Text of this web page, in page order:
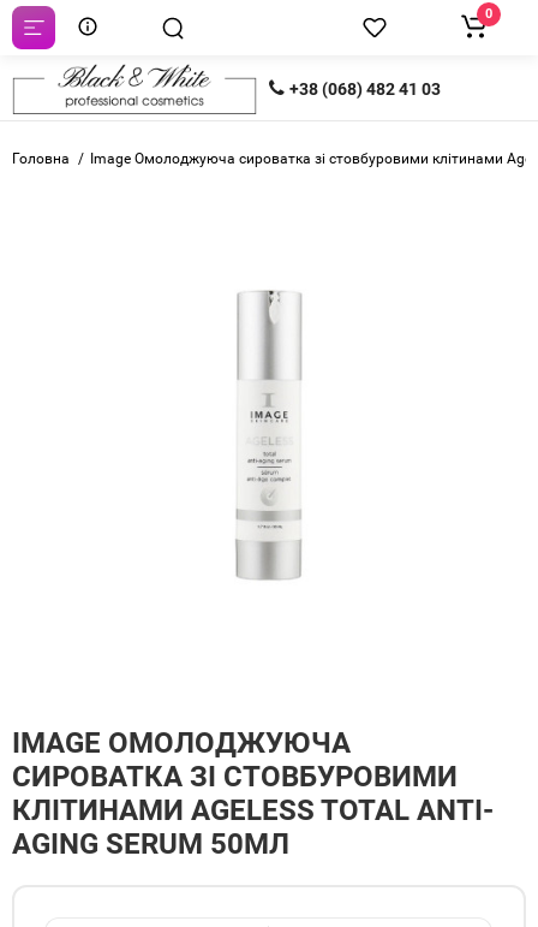
+38 (068) 482 41 03
0
Головна Image Омолоджуюча сироватка зі стовбуровими клітинами
IMAGE ОМОЛОДЖУЮЧА
СИРОВАТКА ЗІ СТОВБУРОВИМИ
КЛІТИНАМИ AGELESS TOTAL ANTI-
AGING SERUM 50МЛ